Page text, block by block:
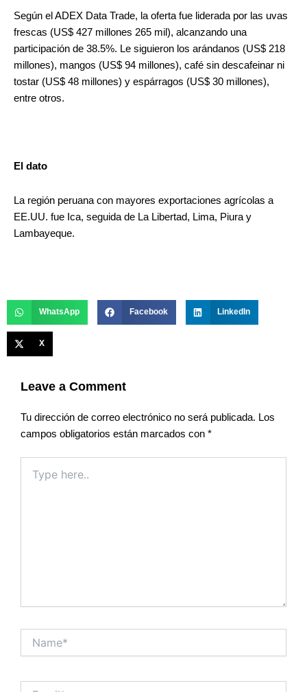
Según el ADEX Data Trade, la oferta fue liderada por las uvas
frescas (US$ 427 millones 265 mil), alcanzando una
participación de 38.5%. Le siguieron los arándanos (US$ 218
millones), mangos (US$ 94 millones), café sin descafeinar ni
tostar (US$ 48 millones) y espárragos (US$ 30 millones),
entre otros.
El dato
La región peruana con mayores exportaciones agrícolas a
EE.UU. fue Ica, seguida de La Libertad, Lima, Piura y
Lambayeque.
WhatsApp Facebook LinkedIn
X
Leave a Comment
Tu dirección de correo electrónico no será publicada. Los
campos obligatorios están marcados con *
here..